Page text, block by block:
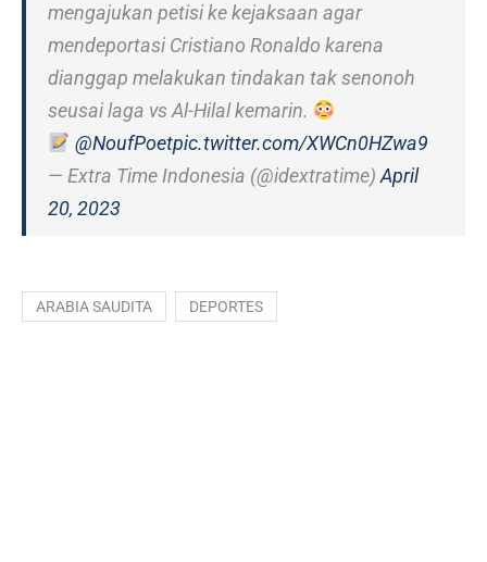
mengajukan petisi ke kejaksaan agar
mendeportasi Cristiano Ronaldo karena
dianggap melakukan tindakan tak senonoh
seusai laga vs Al-Hilal kemarin.
@NoufPoetpic.twitter.com/XWCn0HZwa9
— Extra Time Indonesia (@idextratime)April
20, 2023
ARABIA SAUDITA DEPORTES